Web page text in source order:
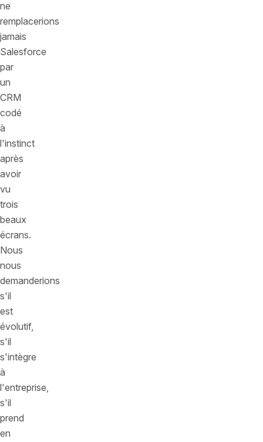
ne
remplacerions
jamais
Salesforce
par
un
CRM
codé
à
l'instinct
après
avoir
vu
trois
beaux
écrans.
Nous
nous
demanderions
s'il
est
évolutif,
s'il
s'intègre
à
l'entreprise,
s'il
prend
en